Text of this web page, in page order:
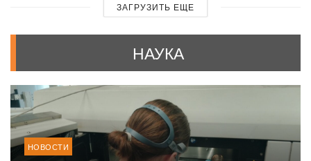
ЗАГРУЗИТЬ ЕЩЕ
НАУКА
НОВОСТИ